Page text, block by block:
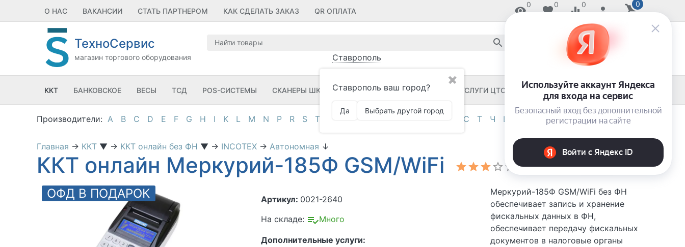
О НАС ВАКАНСИИ СТАТЬ ПАРТНЕРОМ КАК СДЕЛАТЬ ЗАКАЗ QR ОПЛАТА
0 0 0 0
ТехноСервис
магазин торгового оборудования Ставрополь
✖
Ставрополь ваш город?
Да Выбрать другой город
8 800 2018-054
звонок по России бесплатный
8 (8652) 55-11-33
ЗАКАЖИ И ЗАБЕРИ СЕГОДНЯ!
ККТ БАНКОВСКОЕ ВЕСЫ ТСД POS-СИСТЕМЫ СКАНЕРЫ ШК ПРИНТЕРЫ ШК ПО УСЛУГИ ЦТО ЧЕКОВЫЕ ПРИНТЕРЫ
A B C D E F G H I K L M N P R S T Z С Т Ч Ш 0-9
Главная → ККТ ▼ → ККТ онлайн без ФН ▼ → INCOTEX → Автономная ↓
ККТ онлайн Меркурий-185Ф GSM/WiFi
ОФД В ПОДАРОК Артикул: 0021-2640
На складе:
Много
Дополнительные услуги:
Меркурий-185Ф GSM/WiFi без ФН
обеспечивает запись и хранение
фискальных данных в ФН,
обеспечивает передачу фискальных
документов в налоговые органы